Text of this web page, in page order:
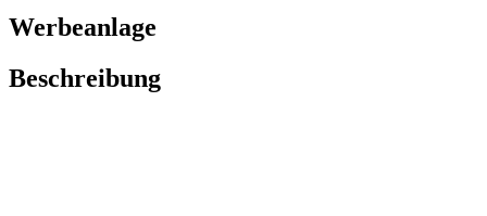
Werbeanlage
Beschreibung